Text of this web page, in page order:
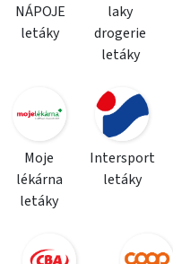
NÁPOJE
letáky
laky
drogerie
letáky
Moje
lékárna
letáky
Intersport
letáky